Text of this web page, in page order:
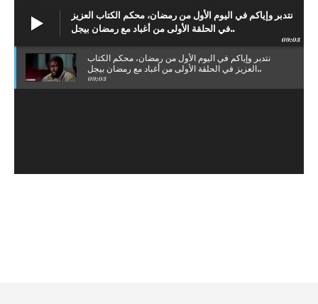
نتدبر وإياكم في اليوم الأول من رمضان، محكم الكتاب العزيز
في الحلقة الأولى من أغباد مع رمضان بيجل..
09:03
نتدبر وإياكم في اليوم الأول من رمضان، محكم الكتاب
العزيز في الحلقة الأولى من أغباد مع رمضان بيجل..
09:03